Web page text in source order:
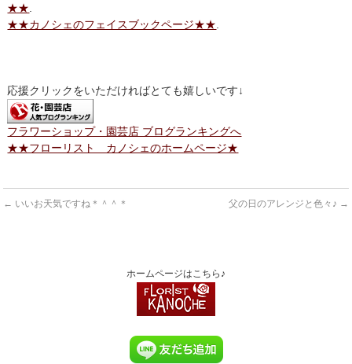
★★
★★カノシェのフェイスブックページ★★
応援クリックをいただければとても嬉しいです↓
フラワーショップ・園芸店 ブログランキングへ
★★フローリスト カノシェのホームページ★
← いいお天気ですね＊＾＾＊ 父の日のアレンジと色々♪ →
ホームページはこちら♪